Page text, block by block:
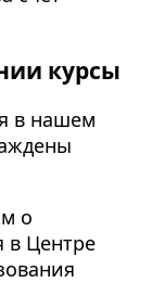
курсы
в нашем
о
в Центре